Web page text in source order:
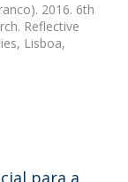
2016. 6th
Reflective
Lisboa,
para a